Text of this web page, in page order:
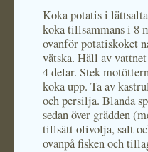
Koka potatis i
koka tillsammans i 8
ovanför potatiskoket
vätska. Häll av
4 delar. Stek
koka upp. Ta av
och persilja. Blanda
sedan över grädden
tillsätt olivolja, salt
ovanpå fisken och